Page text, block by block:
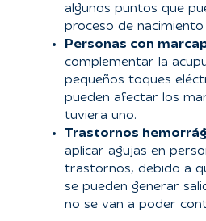
algunos puntos que
proceso de nacimiento
Personas con
complementar la
pequeños toques
pueden afectar los
tuviera uno.
Trastornos
aplicar agujas en
trastornos, debido a
se pueden generar
no se van a poder